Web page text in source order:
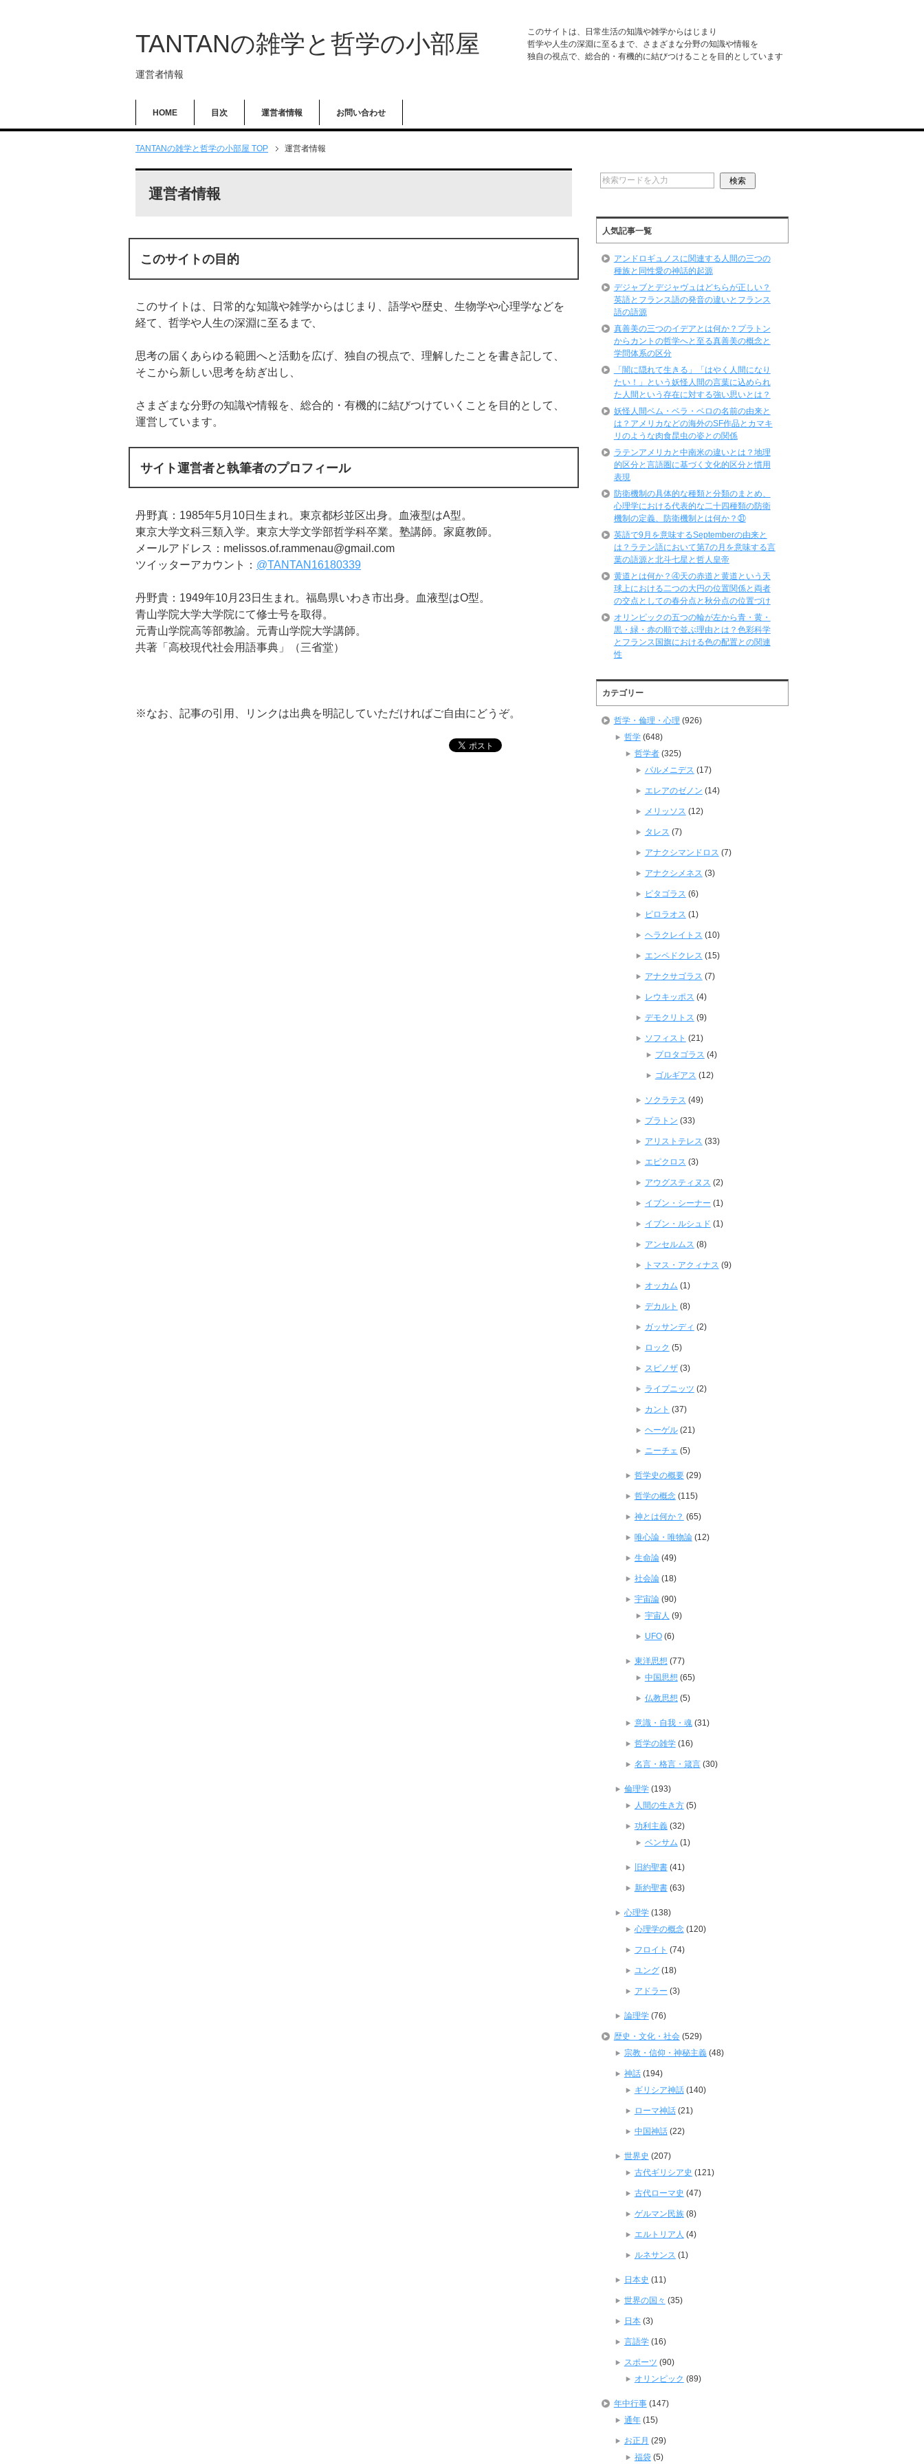
TANTANの雑学と哲学の小部屋
運営者情報
このサイトは、日常生活の知識や雑学からはじまり
哲学や人生の深淵に至るまで、さまざまな分野の知識や情報を
独自の視点で、総合的・有機的に結びつけることを目的としています
HOME 目次 運営者情報 お問い合わせ
TANTANの雑学と哲学の小部屋 TOP 運営者情報
運営者情報
このサイトの目的
このサイトは、日常的な知識や雑学からはじまり、語学や歴史、生物学や心理学などを
経て、哲学や人生の深淵に至るまで、
思考の届くあらゆる範囲へと活動を広げ、独自の視点で、理解したことを書き記して、
そこから新しい思考を紡ぎ出し、
さまざまな分野の知識や情報を、総合的・有機的に結びつけていくことを目的として、
運営しています。
サイト運営者と執筆者のプロフィール
丹野真：1985年5月10日生まれ。東京都杉並区出身。血液型はA型。
東京大学文科三類入学。東京大学文学部哲学科卒業。塾講師。家庭教師。
メールアドレス：melissos.of.rammenau@gmail.com
ツイッターアカウント： @TANTAN16180339
丹野貴：1949年10月23日生まれ。福島県いわき市出身。血液型はO型。
青山学院大学大学院にて修士号を取得。
元青山学院高等部教諭。元青山学院大学講師。
共著「高校現代社会用語事典」（三省堂）
※なお、記事の引用、リンクは出典を明記していただければご自由にどうぞ。
人気記事一覧
アンドロギュノスに関連する人間の三つの
種族と同性愛の神話的起源
デジャブとデジャヴュはどちらが正しい？
英語とフランス語の発音の違いとフランス
語の語源
真善美の三つのイデアとは何か？プラトン
からカントの哲学へと至る真善美の概念と
学問体系の区分
「闇に隠れて生きる」「はやく人間になり
たい！」という妖怪人間の言葉に込められ
た人間という存在に対する強い思いとは？
妖怪人間ベム・ベラ・ベロの名前の由来と
は？アメリカなどの海外のSF作品とカマキ
リのような肉食昆虫の姿との関係
ラテンアメリカと中南米の違いとは？地理
的区分と言語圏に基づく文化的区分と慣用
表現
防衛機制の具体的な種類と分類のまとめ、
心理学における代表的な二十四種類の防衛
機制の定義、防衛機制とは何か？㉛
英語で9月を意味するSeptemberの由来と
は？ラテン語において第7の月を意味する言
葉の語源と北斗七星と哲人皇帝
黄道とは何か？④天の赤道と黄道という天
球上における二つの大円の位置関係と両者
の交点としての春分点と秋分点の位置づけ
オリンピックの五つの輪が左から青・黄・
黒・緑・赤の順で並ぶ理由とは？色彩科学
とフランス国旗における色の配置との関連
性
カテゴリー
哲学・倫理・心理 (926)
哲学(648)
哲学者(325)
パルメニデス (17)
エレアのゼノン (14)
メリッソス (12)
タレス (7)
アナクシマンドロス (7)
アナクシメネス (3)
ピタゴラス (6)
ピロラオス (1)
ヘラクレイトス (10)
エンペドクレス (15)
アナクサゴラス (7)
レウキッポス (4)
デモクリトス (9)
ソフィスト (21)
プロタゴラス (4)
ゴルギアス (12)
ソクラテス (49)
プラトン (33)
アリストテレス (33)
エピクロス (3)
アウグスティヌス (2)
イブン・シーナー (1)
イブン・ルシュド (1)
アンセルムス (8)
トマス・アクィナス (9)
オッカム (1)
デカルト (8)
ガッサンディ (2)
ロック (5)
スピノザ(3)
ライプニッツ (2)
カント (37)
ヘーゲル(21)
ニーチェ (5)
哲学史の概要(29)
哲学の概念(115)
神とは何か？ (65)
唯心論・唯物論(12)
生命論(49)
社会論(18)
宇宙論(90)
宇宙人 (9)
UFO(6)
東洋思想 (77)
中国思想 (65)
仏教思想 (5)
意識・自我・魂(31)
哲学の雑学(16)
名言・格言・箴言(30)
倫理学(193)
人間の生き方(5)
功利主義(32)
ベンサム (1)
旧約聖書(41)
新約聖書(63)
心理学(138)
心理学の概念(120)
フロイト (74)
ユング(18)
アドラー (3)
論理学(76)
歴史・文化・社会(529)
宗教・信仰・神秘主義(48)
神話(194)
ギリシア神話(140)
ローマ神話(21)
中国神話(22)
世界史 (207)
古代ギリシア史 (121)
古代ローマ史 (47)
ゲルマン民族(8)
エルトリア人 (4)
ルネサンス (1)
日本史 (11)
世界の国々 (35)
日本(3)
言語学(16)
スポーツ (90)
オリンピック (89)
年中行事(147)
通年(15)
お正月 (29)
福袋(5)